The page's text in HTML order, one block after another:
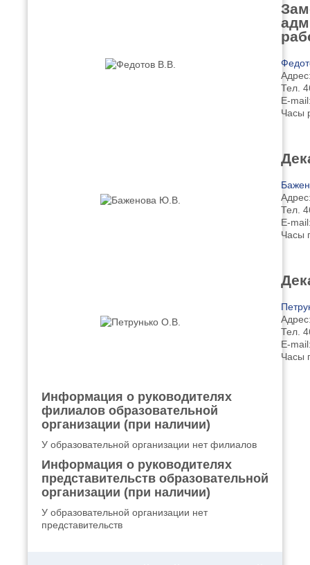
Тел.
E-
Часы
Тел.
E-
Часы
Тел.
E-
Часы
Информация о руководителях
филиалов образовательной
организации (при наличии)
У образовательной организации нет филиалов
Информация о руководителях
представительств образовательной
организации (при наличии)
У образовательной организации нет
представительств